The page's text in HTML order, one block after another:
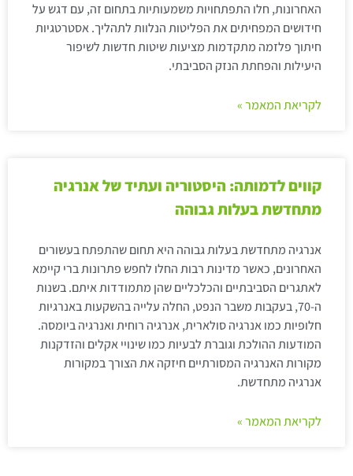
האחרונות, חלו התפתחויות משמעותיות בתחום זה, עם דגש על
חידושים המפחיתים את הפליטות הנלוות לתהליך. אסטרטגיות
חיתוך פלזמה מתקדמות מציעות שיטות חדשות לשיפור
היעילות והפחתת הנזק הסביבתי.
לקריאת המאמר »
קווים לדמותה: היסטוריה ועתיד של אנרגיה
מתחדשת בעלות גבוהה
אנרגיה מתחדשת בעלות גבוהה היא תחום שהתפתח בעשורים
האחרונים, כאשר מדינות רבות החלו לחפש פתרונות ברי קיימא
לאתגרים הסביבתיים והכלכליים שהן מתמודדות איתם. בשנות
ה-70, בעקבות משבר הנפט, החלה עלייה בהשקעות באנרגיות
חלופיות כמו אנרגיה סולארית, אנרגיה רוחית ואנרגיה ביומסה.
המודעות ההולכת וגוברת לבעיות כמו שינויי אקלים והזדקנות
מקורות האנרגיה המסורתיים חיזקה את הצורך במקורות
אנרגיה מתחדשת.
לקריאת המאמר »